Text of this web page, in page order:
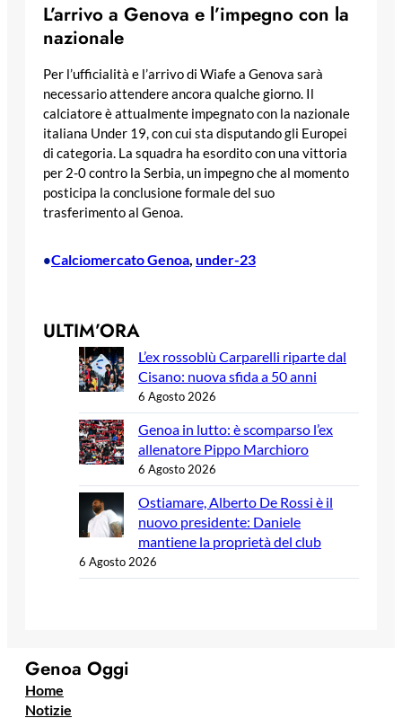
L’arrivo a Genova e l’impegno con la
nazionale
Per l’ufficialità e l’arrivo di Wiafe a Genova sarà
necessario attendere ancora qualche giorno. Il
calciatore è attualmente impegnato con la nazionale
italiana Under 19, con cui sta disputando gli Europei
di categoria. La squadra ha esordito con una vittoria
per 2-0 contro la Serbia, un impegno che al momento
posticipa la conclusione formale del suo
trasferimento al Genoa.
•Calciomercato Genoa under-23
ULTIM’ORA
L’ex rossoblù Carparelli riparte dal
Cisano: nuova sfida a 50 anni
6 Agosto 2026
Genoa in lutto: è scomparso l’ex
allenatore Pippo Marchioro
6 Agosto 2026
Ostiamare, Alberto De Rossi è il
nuovo presidente: Daniele
mantiene la proprietà del club
6 Agosto 2026
Genoa Oggi
Home
Notizie